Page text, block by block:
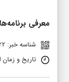
معرفی برنامه‌های سال ۹۸
شناسه خبر: 8922
تاریخ و زمان ارسال: 10 مارس